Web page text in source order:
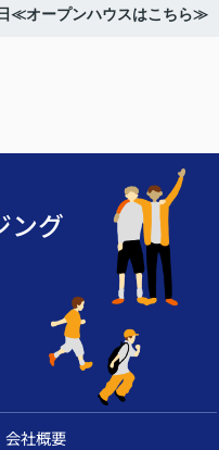
≪オープンハウスはこちら≫
ング
会社概要